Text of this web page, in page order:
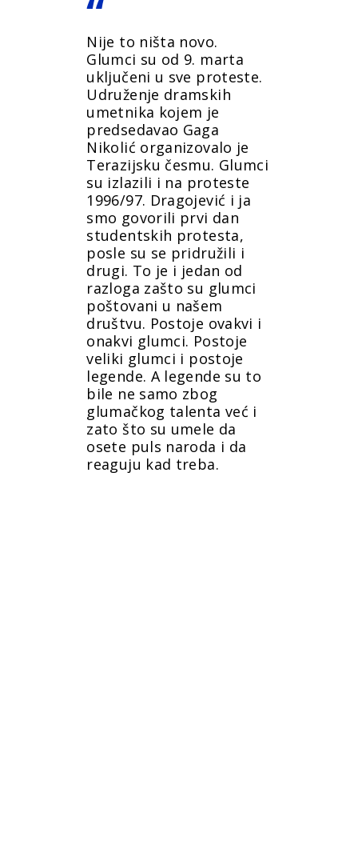
Nije to ništa novo.
Glumci su od 9. marta
uključeni u sve proteste.
Udruženje dramskih
umetnika kojem je
predsedavao Gaga
Nikolić organizovalo je
Terazijsku česmu. Glumci
su izlazili i na proteste
1996/97. Dragojević i ja
smo govorili prvi dan
studentskih protesta,
posle su se pridružili i
drugi. To je i jedan od
razloga zašto su glumci
poštovani u našem
društvu. Postoje ovakvi i
onakvi glumci. Postoje
veliki glumci i postoje
legende. A legende su to
bile ne samo zbog
glumačkog talenta već i
zato što su umele da
osete puls naroda i da
reaguju kad treba.